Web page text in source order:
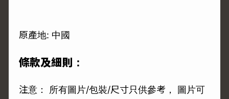
原產地: 中國
條款及細則：
注意： 所有圖片/包裝/尺寸只供參考， 圖片可